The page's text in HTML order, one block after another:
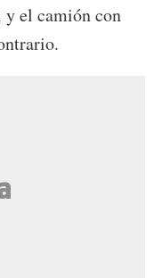
y el camión con